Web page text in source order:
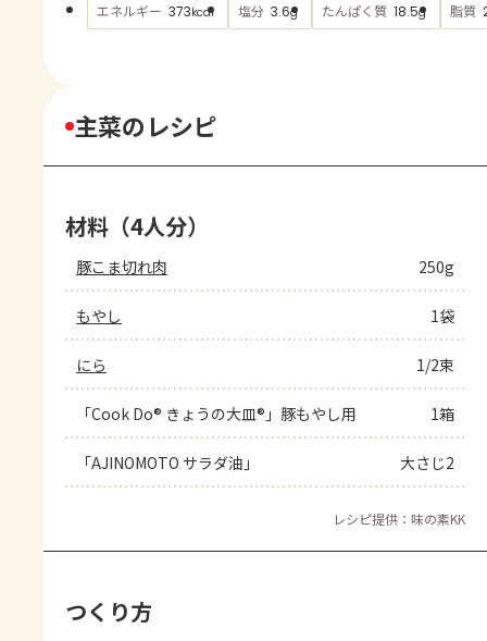
エネルギー 373kcal 塩分 3.6g たんぱく質 18.5g 脂質
主菜のレシピ
材料（4人分）
豚こま切れ肉 250g
もやし 1袋
にら 1/2束
「Cook Do® きょうの大皿®」豚もやし用 1箱
「AJINOMOTO サラダ油」 大さじ2
レシピ提供：味の素KK
つくり方